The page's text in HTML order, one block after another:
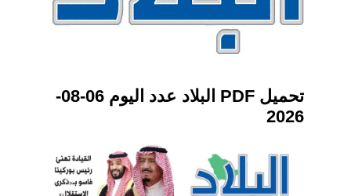
تحميل PDF البلاد عدد اليوم 06-08-
2026